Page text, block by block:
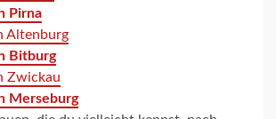
Pirna
Altenburg
Bitburg
Zwickau
Merseburg